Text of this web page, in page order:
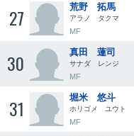
27 荒野 拓馬
アラノ タクマ
MF
30 真田 蓮司
サナダ レンジ
MF
31 堀米 悠斗
ホリゴメ ユウト
MF